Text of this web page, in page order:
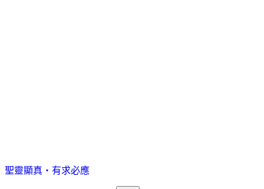
聖靈顯真・有求必應